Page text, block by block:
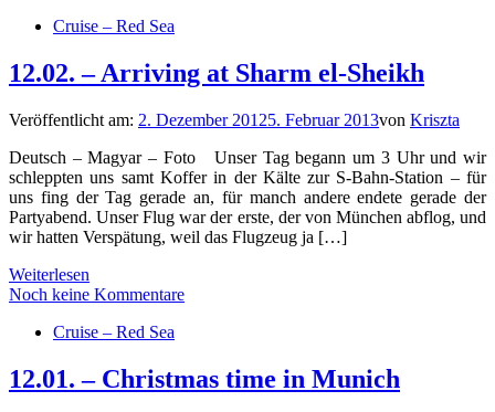
Cruise – Red Sea
12.02. – Arriving at Sharm el-Sheikh
Veröffentlicht am: 2. Dezember 20125. Februar 2013von Kriszta
Deutsch – Magyar – Foto Unser Tag begann um 3 Uhr und wir
schleppten uns samt Koffer in der Kälte zur S-Bahn-Station – für
uns fing der Tag gerade an, für manch andere endete gerade der
Partyabend. Unser Flug war der erste, der von München abflog, und
wir hatten Verspätung, weil das Flugzeug ja […]
Weiterlesen
Noch keine Kommentare
Cruise – Red Sea
12.01. – Christmas time in Munich